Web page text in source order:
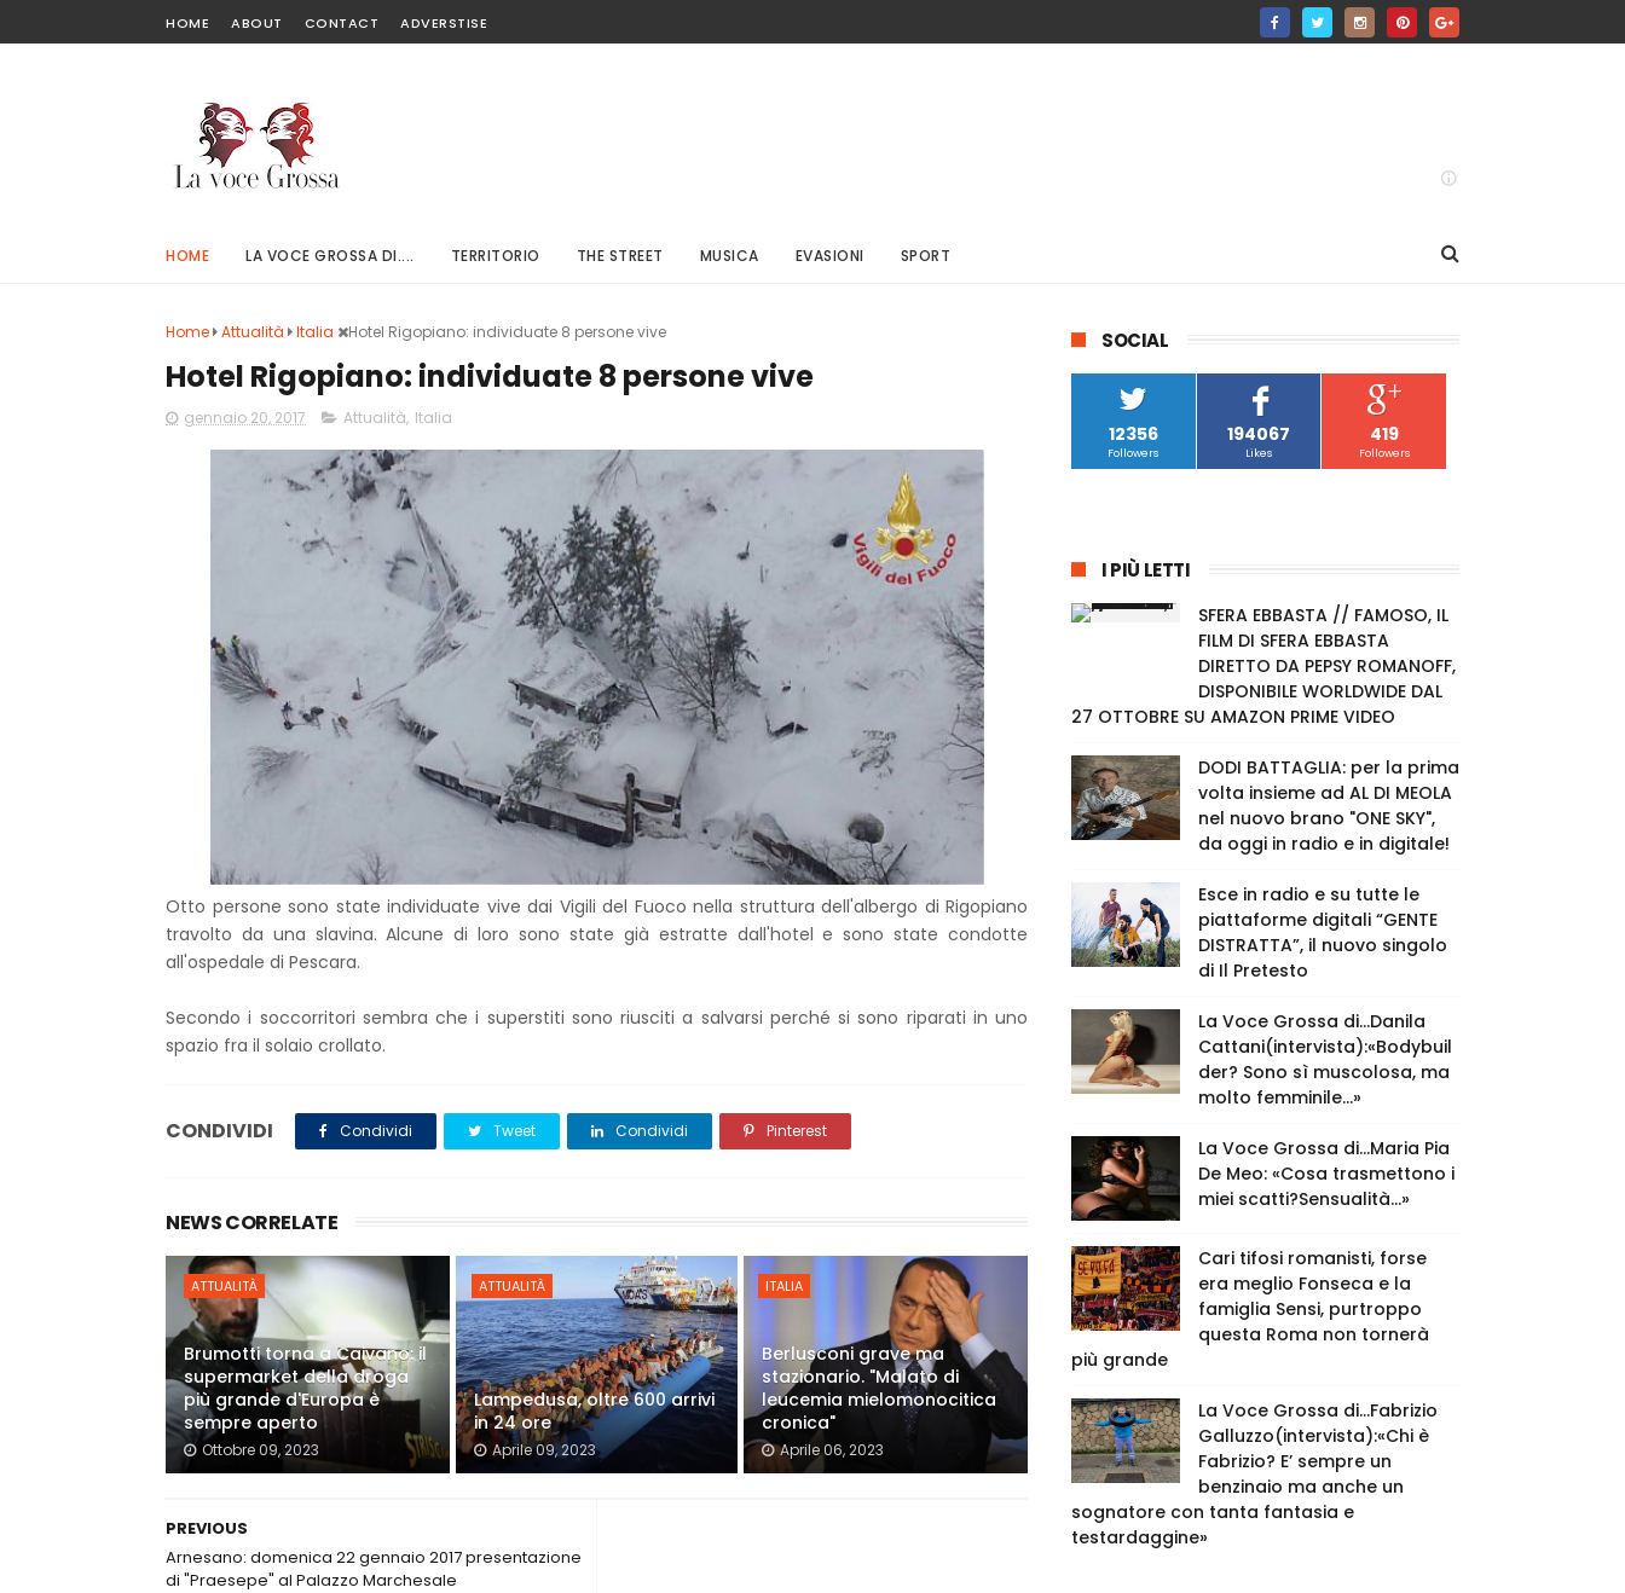
HOME ABOUT CONTACT ADVERSTISE
HOME LA VOCE GROSSA DI.... TERRITORIO THE STREET MUSICA EVASIONI SPORT
Home Attualità Italia Hotel Rigopiano: individuate 8 persone vive
Hotel Rigopiano: individuate 8 persone vive
gennaio 20, 2017 Attualità, Italia
Otto persone sono state individuate vive dai Vigili del Fuoco nella struttura dell'albergo di Rigopiano
travolto da una slavina. Alcune di loro sono state già estratte dall'hotel e sono state condotte
all'ospedale di Pescara.
Secondo i soccorritori sembra che i superstiti sono riusciti a salvarsi perché si sono riparati in uno
spazio fra il solaio crollato.
CONDIVIDI Condividi Tweet Condividi Pinterest
NEWS CORRELATE
ATTUALITÀ
Brumotti torna a Caivano: il
supermarket della droga
più grande d'Europa è
sempre aperto
Ottobre 09, 2023
ATTUALITÀ
Lampedusa, oltre 600 arrivi
in 24 ore
Aprile 09, 2023
ITALIA
Berlusconi grave ma
stazionario. "Malato di
leucemia mielomonocitica
cronica"
Aprile 06, 2023
PREVIOUS
Arnesano: domenica 22 gennaio 2017 presentazione
di "Praesepe" al Palazzo Marchesale
SOCIAL
12356
Followers
194067
Likes
419
Followers
I PIÙ LETTI
SFERA EBBASTA // FAMOSO, IL
FILM DI SFERA EBBASTA
DIRETTO DA PEPSY ROMANOFF,
DISPONIBILE WORLDWIDE DAL
27 OTTOBRE SU AMAZON PRIME VIDEO
DODI BATTAGLIA: per la prima
volta insieme ad AL DI MEOLA
nel nuovo brano "ONE SKY",
da oggi in radio e in digitale!
Esce in radio e su tutte le
piattaforme digitali “GENTE
DISTRATTA”, il nuovo singolo
di Il Pretesto
La Voce Grossa di…Danila
Cattani(intervista):«Bodybuil
der? Sono sì muscolosa, ma
molto femminile…»
La Voce Grossa di…Maria Pia
De Meo: «Cosa trasmettono i
miei scatti?Sensualità…»
Cari tifosi romanisti, forse
era meglio Fonseca e la
famiglia Sensi, purtroppo
questa Roma non tornerà
più grande
La Voce Grossa di…Fabrizio
Galluzzo(intervista):«Chi è
Fabrizio? E’ sempre un
benzinaio ma anche un
sognatore con tanta fantasia e
testardaggine»